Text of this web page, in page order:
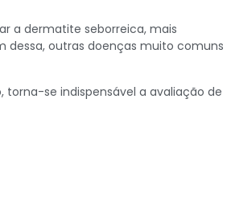
a dermatite seborreica, mais
dessa, outras doenças muito comuns
se indispensável a avaliação de